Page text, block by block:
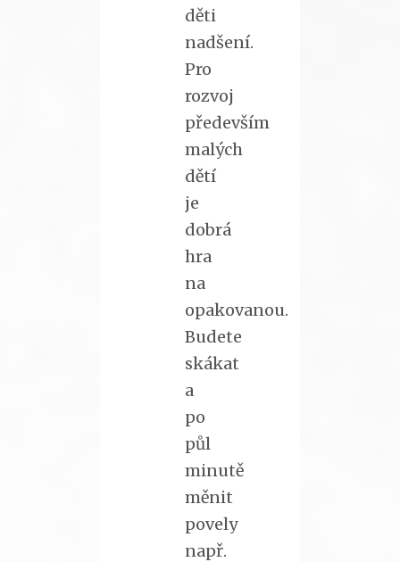
děti
nadšení.
Pro
rozvoj
především
malých
dětí
je
dobrá
hra
na
opakovanou.
Budete
skákat
a
po
půl
minutě
měnit
povely
např.